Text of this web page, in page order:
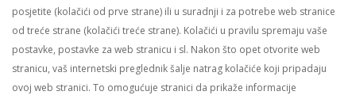
posjetite (kolačići od prve strane) ili u suradnji i za potrebe web stranice
od treće strane (kolačići treće strane). Kolačići u pravilu spremaju vaše
postavke, postavke za web stranicu i sl. Nakon što opet otvorite web
stranicu, vaš internetski preglednik šalje natrag kolačiće koji pripadaju
ovoj web stranici. To omogućuje stranici da prikaže informacije